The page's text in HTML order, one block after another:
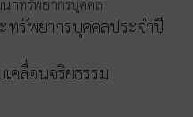
ทรัพยากรบุคคลประจำปี
คลื่อนจริยธรรม